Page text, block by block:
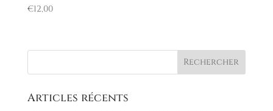
€12,00
Articles récents